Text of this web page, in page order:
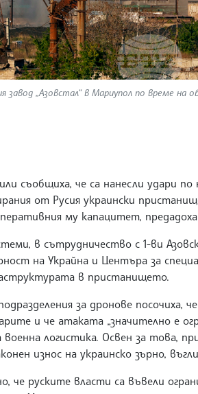
завод „Азовстал“ в Мариупол по време на
съобщиха, че са нанесли удари
от Русия украински
му капацитет, предадоха
в сътрудничество с 1-ви
на Украйна и Центъра за
в пристанището.
за дронове посочиха,
и че атаката „значително е
логистика. Освен за това,
износ на украинско зърно,
че руските власти са въвели